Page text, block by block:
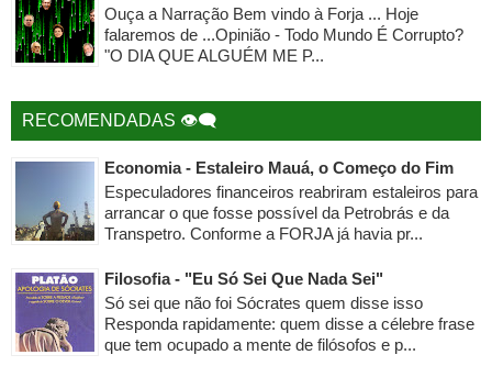
Ouça a Narração Bem vindo à Forja ... Hoje
falaremos de ...Opinião - Todo Mundo É Corrupto?
"O DIA QUE ALGUÉM ME P...
RECOMENDADAS 👁‍🗨
Economia - Estaleiro Mauá, o Começo do Fim
Especuladores financeiros reabriram estaleiros para
arrancar o que fosse possível da Petrobrás e da
Transpetro. Conforme a FORJA já havia pr...
Filosofia - "Eu Só Sei Que Nada Sei"
Só sei que não foi Sócrates quem disse isso
Responda rapidamente: quem disse a célebre frase
que tem ocupado a mente de filósofos e p...